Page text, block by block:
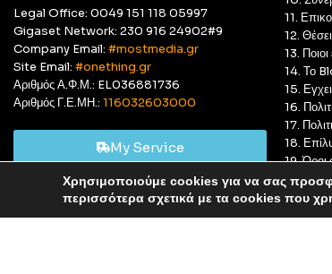
Αυτό είναι ένα δοκιμαστικό κατάστημα για
Legal Office: 0049 151 118 05997
Gigaset Network: 230 916 24902#9
Company Email: #mostmedia.gr
Site Email: #onething.gr
Αριθμός Α.Φ.Μ.: EL036881736
Αριθμός Γ.Ε.ΜΗ.: 116032603000
My Service
11.
12.
13. Ποιοι
14. Το
15.
16.
17.
18.
19. Όροι
20.
© Most Media 2011 - 2025, All rights reserved
Χρησιμοποιούμε cookies για να σας
περισσότερα σχετικά με τα cookies που